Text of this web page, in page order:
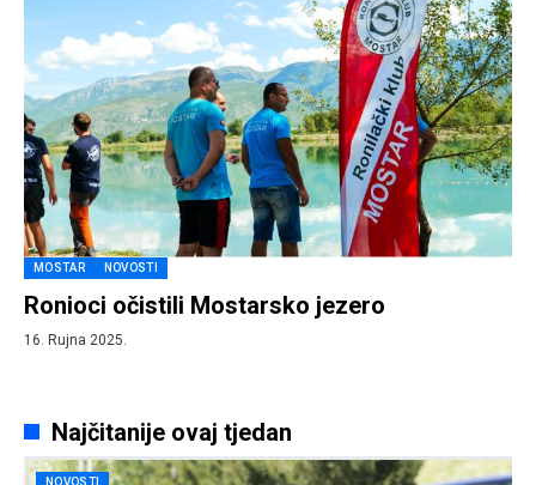
MOSTAR NOVOSTI
Ronioci očistili Mostarsko jezero
16. Rujna 2025.
Najčitanije ovaj tjedan
NOVOSTI